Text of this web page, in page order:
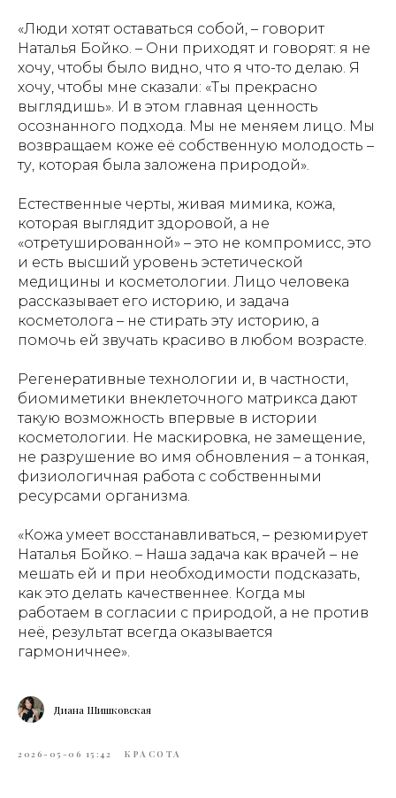
«Люди хотят оставаться собой, – говорит
Наталья Бойко. – Они приходят и говорят: я не
хочу, чтобы было видно, что я что-то делаю. Я
хочу, чтобы мне сказали: «Ты прекрасно
выглядишь». И в этом главная ценность
осознанного подхода. Мы не меняем лицо. Мы
возвращаем коже её собственную молодость –
ту, которая была заложена природой».
Естественные черты, живая мимика, кожа,
которая выглядит здоровой, а не
«отретушированной» – это не компромисс, это
и есть высший уровень эстетической
медицины и косметологии. Лицо человека
рассказывает его историю, и задача
косметолога – не стирать эту историю, а
помочь ей звучать красиво в любом возрасте.
Регенеративные технологии и, в частности,
биомиметики внеклеточного матрикса дают
такую возможность впервые в истории
косметологии. Не маскировка, не замещение,
не разрушение во имя обновления – а тонкая,
физиологичная работа с собственными
ресурсами организма.
«Кожа умеет восстанавливаться, – резюмирует
Наталья Бойко. – Наша задача как врачей – не
мешать ей и при необходимости подсказать,
как это делать качественнее. Когда мы
работаем в согласии с природой, а не против
неё, результат всегда оказывается
гармоничнее».
Диана Шишковская
2026-05-06 15:42 КРАСОТА